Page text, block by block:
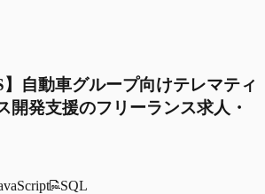
】自動車グループ向けテレマティ
開発支援のフリーランス求人・
SQL